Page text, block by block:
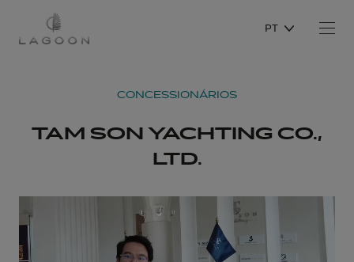
PT
CONCESSIONÁRIOS
TAM SON YACHTING CO.,
LTD.